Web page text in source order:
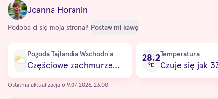
Joanna Horanin
Podoba ci się moja strona? Postaw mi kawę
Pogoda Tajlandia Wschodnia
Częściowe zachmurzenie
28.2
℃
Temperatura
Czuje się jak
Ostatnia aktualizacja o 9.07.2026, 23:00